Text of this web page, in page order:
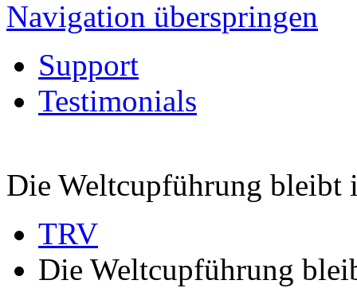
Navigation überspringen
Support
Testimonials
Die Weltcupführung bleibt
TRV
Die Weltcupführung